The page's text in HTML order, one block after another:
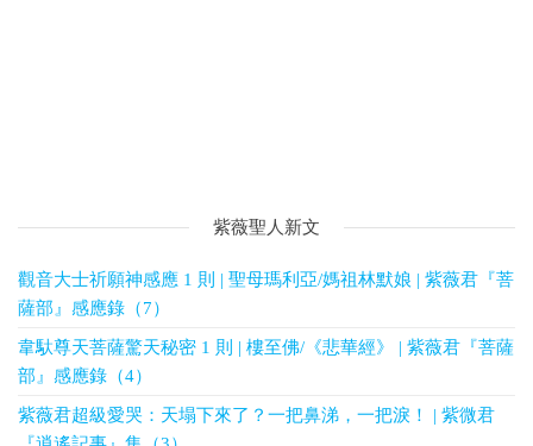
紫薇聖人新文
觀音大士祈願神感應 1 則 | 聖母瑪利亞/媽祖林默娘 | 紫薇君『菩
薩部』感應錄（7）
韋馱尊天菩薩驚天秘密 1 則 | 樓至佛/《悲華經》 | 紫薇君『菩薩
部』感應錄（4）
紫薇君超級愛哭：天塌下來了？一把鼻涕，一把淚！ | 紫微君